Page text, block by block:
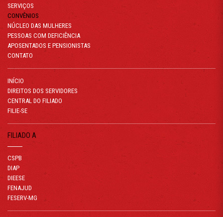
SERVIÇOS
CONVÊNIOS
NÚCLEO DAS MULHERES
PESSOAS COM DEFICIÊNCIA
APOSENTADOS E PENSIONISTAS
CONTATO
INÍCIO
DIREITOS DOS SERVIDORES
CENTRAL DO FILIADO
FILIE-SE
FILIADO A
CSPB
DIAP
DIEESE
FENAJUD
FESERV-MG